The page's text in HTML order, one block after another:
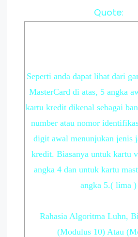
Quote:
Seperti anda dapat lihat dari
MasterCard di atas, 5 angka
kartu kredit dikenal sebagai
number atau nomor
digit awal menunjukan jenis
kredit. Biasanya untuk kartu
angka 4 dan untuk kartu
angka 5.( lima )
Rahasia Algoritma Luhn,
(Modulus 10) Atau